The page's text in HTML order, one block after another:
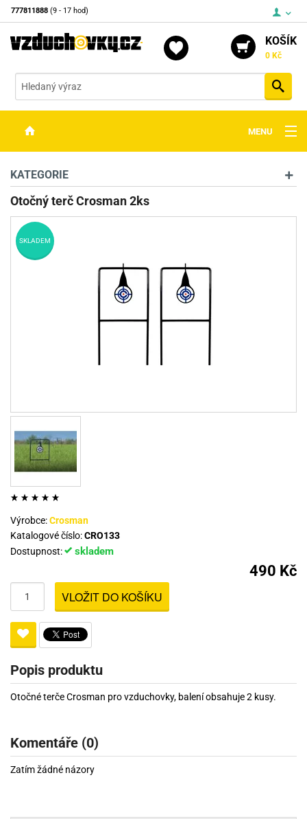
777811888 (9 - 17 hod)
KOŠÍK
0 Kč
MENU
OPTIKA
STŘELIVO
PŘÍSLUŠENSTVÍ
DETEKTORY KOVŮ
KATEGORIE
Otočný terč Crosman 2ks
SKLADEM
Výrobce:Crosman
Katalogové číslo:CRO133
Dostupnost:
skladem
490 Kč
VLOŽIT DO KOŠÍKU
Popis produktu
Otočné terče Crosman pro vzduchovky, balení obsahuje 2 kusy.
Komentáře (0)
Zatím žádné názory